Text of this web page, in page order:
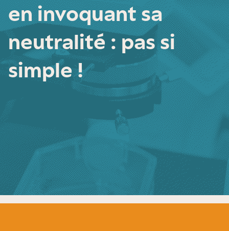
en invoquant sa
neutralité : pas si
simple !